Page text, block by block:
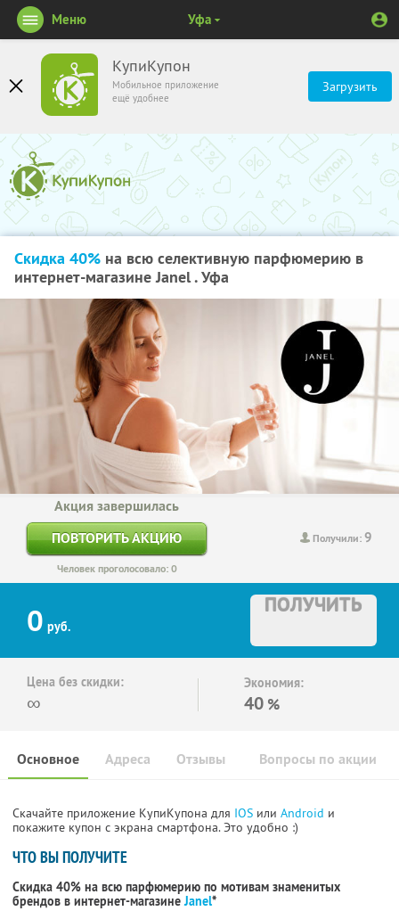
КупиКупон
Мобильное приложение
ещё удобнее
Загрузить
Меню Уфа
Скидка 40% на всю селективную парфюмерию в
интернет-магазине Janel . Уфа
Получили:9
Акция завершилась
ПОВТОРИТЬ АКЦИЮ
Человек проголосовало: 0
0 руб.
ПОЛУЧИТЬ
Цена без скидки:
∞
Экономия:
40 %
Основное Отзывы Вопросы по акции
Адреса
Скачайте приложение КупиКупона для IOS или Android и
покажите купон с экрана смартфона. Это удобно :)
ЧТО ВЫ ПОЛУЧИТЕ
Скидка 40% на всю парфюмерию по мотивам знаменитых
брендов в интернет-магазинеJanel*